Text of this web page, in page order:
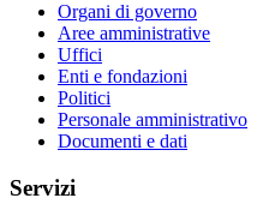
Organi di governo
Aree amministrative
Uffici
Enti e fondazioni
Politici
Personale amministrativo
Documenti e dati
Servizi